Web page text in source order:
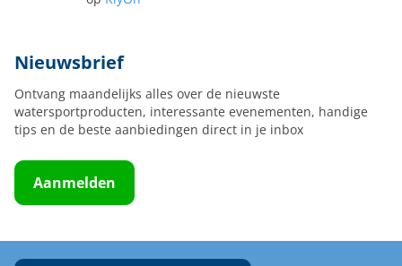
Nieuwsbrief
Ontvang maandelijks alles over de nieuwste
watersportproducten, interessante evenementen, handige
tips en de beste aanbiedingen direct in je inbox
Aanmelden